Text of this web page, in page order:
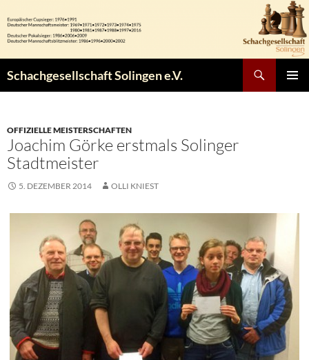
Inhalt
springen
Schachgesellschaft Solingen e.V.
OFFIZIELLE MEISTERSCHAFTEN
Joachim Görke erstmals Solinger
Stadtmeister
5. DEZEMBER 2014 OLLI KNIEST